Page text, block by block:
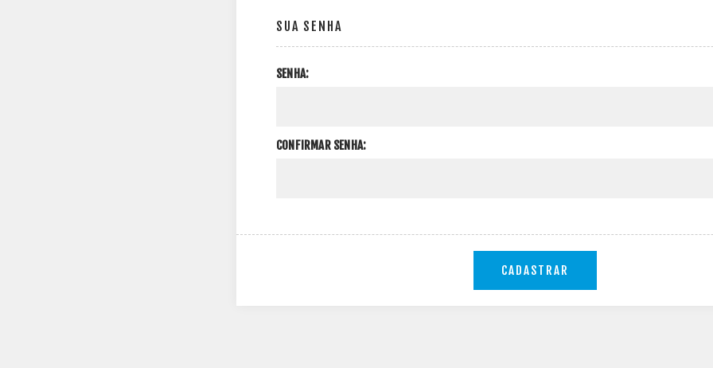
SUA SENHA
SENHA:
CONFIRMAR SENHA:
CADASTRAR